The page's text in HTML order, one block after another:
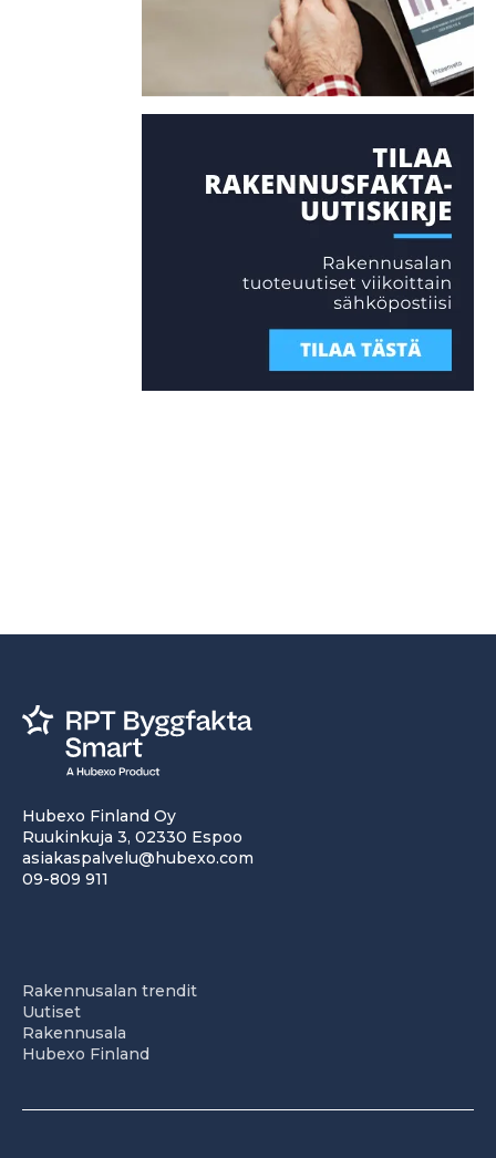
Hubexo Finland Oy
Ruukinkuja 3, 02330 Espoo
asiakaspalvelu@hubexo.com
09-809 911
Rakennusalan trendit
Uutiset
Rakennusala
Hubexo Finland